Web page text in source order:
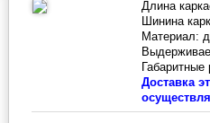
Длина
Шинина
Материал:
Доставка